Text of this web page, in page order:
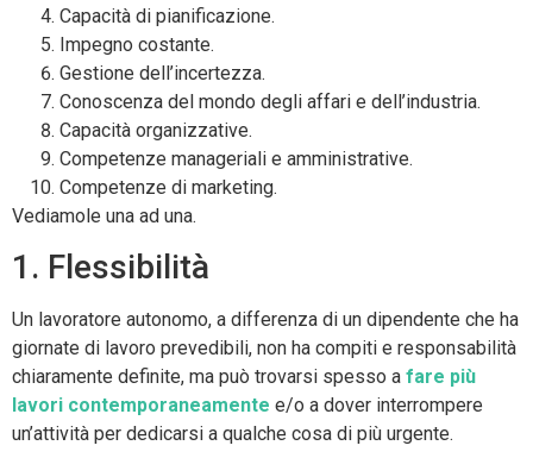
Capacità di pianificazione.
Impegno costante.
Gestione dell’incertezza.
Conoscenza del mondo degli affari e dell’industria.
Capacità organizzative.
Competenze manageriali e amministrative.
Competenze di marketing.
Vediamole una ad una.
1. Flessibilità
Un lavoratore autonomo, a differenza di un dipendente che ha
giornate di lavoro prevedibili, non ha compiti e responsabilità
chiaramente definite, ma può trovarsi spesso a fare più
lavori contemporaneamente e/o a dover interrompere
un’attività per dedicarsi a qualche cosa di più urgente.